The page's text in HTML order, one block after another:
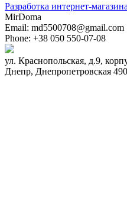
Разработка интернет-магазина
MirDoma
Email: md5500708@gmail.com
Phone: +38 050 550-07-08
ул. Краснопольская, д.9,
Днепр, Днепропетровская